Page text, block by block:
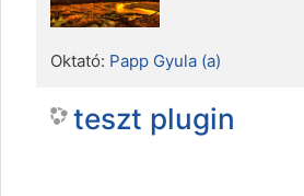
Oktató: Papp Gyula (a)
teszt plugin